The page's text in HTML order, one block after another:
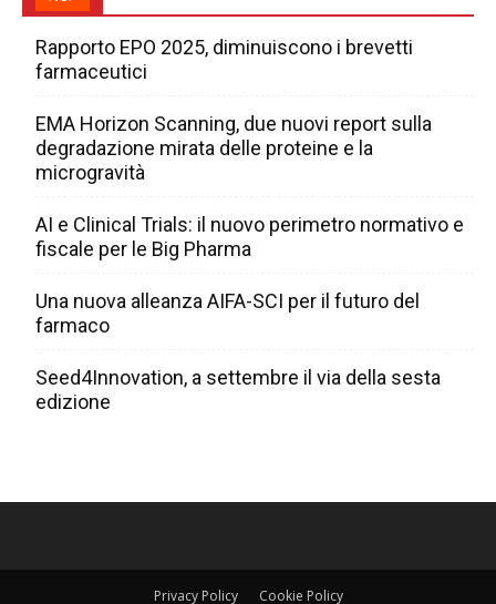
Rapporto EPO 2025, diminuiscono i brevetti
farmaceutici
EMA Horizon Scanning, due nuovi report sulla
degradazione mirata delle proteine e la
microgravità
AI e Clinical Trials: il nuovo perimetro normativo e
fiscale per le Big Pharma
Una nuova alleanza AIFA-SCI per il futuro del
farmaco
Seed4Innovation, a settembre il via della sesta
edizione
Privacy Policy Cookie Policy